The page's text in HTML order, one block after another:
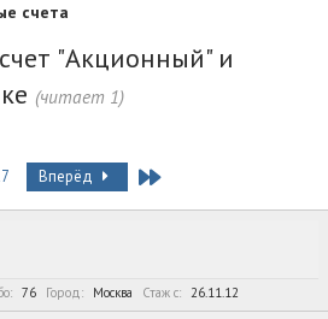
счета
"Акционный" и
(читает 1)
Вперёд Last
76 Город Москва Стаж c 26.11.12